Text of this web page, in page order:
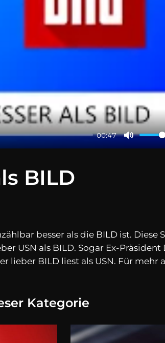
00:47
BILD
besser als die BILD ist. Diese
USN als BILD. Sogar Ex-
lieber BILD liest als USN. Für mehr
Kategorie